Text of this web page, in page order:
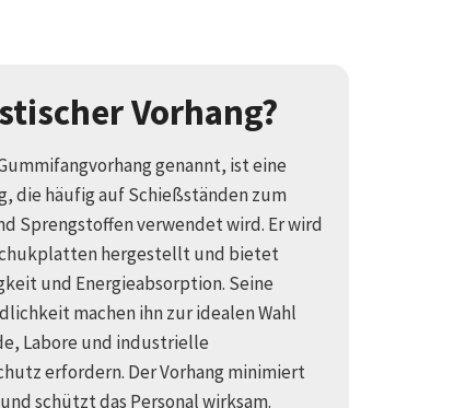
Vorhang?
genannt, ist eine
die häufig auf Schießständen zum
Sprengstoffen verwendet wird. Er wird
hergestellt und bietet
und Energieabsorption. Seine
machen ihn zur idealen Wahl
Labore und industrielle
erfordern. Der Vorhang minimiert
schützt das Personal wirksam.